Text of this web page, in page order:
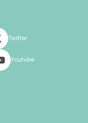
Twitter
Youtube